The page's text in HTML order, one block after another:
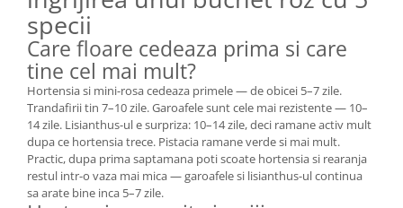
specii
Care floare cedeaza prima si care
tine cel mai mult?
Hortensia si mini-rosa cedeaza primele — de obicei 5–7 zile.
Trandafirii tin 7–10 zile. Garoafele sunt cele mai rezistente — 10–
14 zile. Lisianthus-ul e surpriza: 10–14 zile, deci ramane activ mult
dupa ce hortensia trece. Pistacia ramane verde si mai mult.
Practic, dupa prima saptamana poti scoate hortensia si rearanja
restul intr-o vaza mai mica — garoafele si lisianthus-ul continua
sa arate bine inca 5–7 zile.